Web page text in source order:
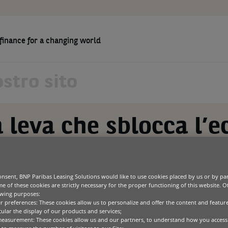
for a changing world
Green technology
ICT
Office equipment
Wholesale
Sostenibilità
Codice di Condotta
leva che sblocca
circolare attraverso l’uso“, abbiamo fatto luce su come
sul perché progredire verso modelli circolari richieda azioni
viaggio è, per l’appunto, l’uso.
BNP Paribas Leasing Solutions would like to use cookies placed by us or by
of these cookies are strictly necessary for the proper functioning of this website.
purposes:
preferences: These cookies allow us to personalize and offer the content and
the display of our products and services;
These cookies allow us and our partners, to understand how you